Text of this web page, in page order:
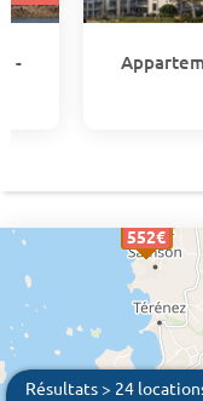
-
365 €
669€
552€
552€
552€
669€
552€
552€
552€
Résultats > 24